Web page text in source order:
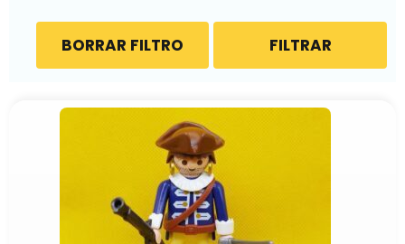
FILTRAR
BORRAR FILTRO